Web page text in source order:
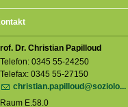
Dr. Christian Papilloud
Telefon: 0345 55-24250
Telefax: 0345 55-27150
christian.papilloud@soziolo...
Raum E.58.0